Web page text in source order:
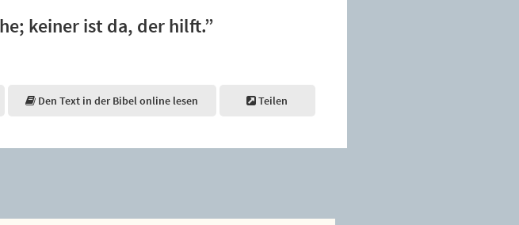
keiner ist da, der hilft.”
Den Text in der Bibel online lesen Teilen